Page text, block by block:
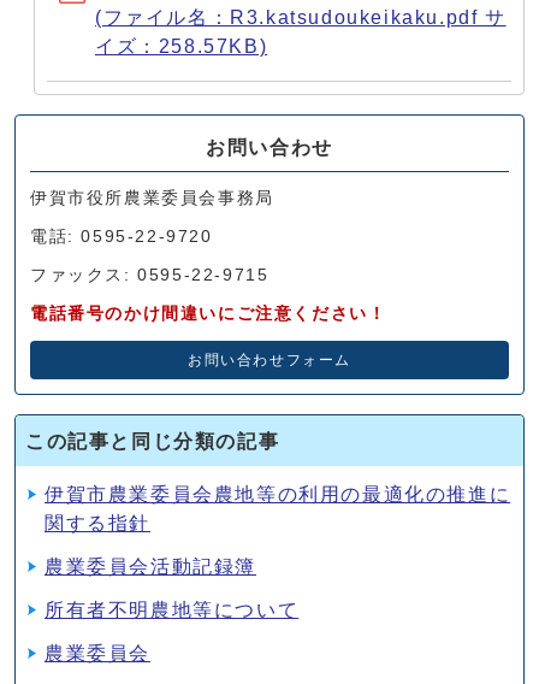
(ファイル名：R3.katsudoukeikaku.pdf サ
イズ：258.57KB)
お問い合わせ
伊賀市役所農業委員会事務局
電話: 0595-22-9720
ファックス: 0595-22-9715
電話番号のかけ間違いにご注意ください！
お問い合わせフォーム
この記事と同じ分類の記事
伊賀市農業委員会農地等の利用の最適化の推進に
関する指針
農業委員会活動記録簿
所有者不明農地等について
農業委員会